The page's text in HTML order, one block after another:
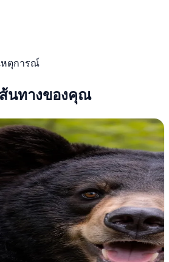
หตุการณ์
นทางของคุณ